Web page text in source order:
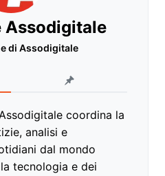
Assodigitale
di Assodigitale
coordina la
analisi e
dal mondo
tecnologia e dei